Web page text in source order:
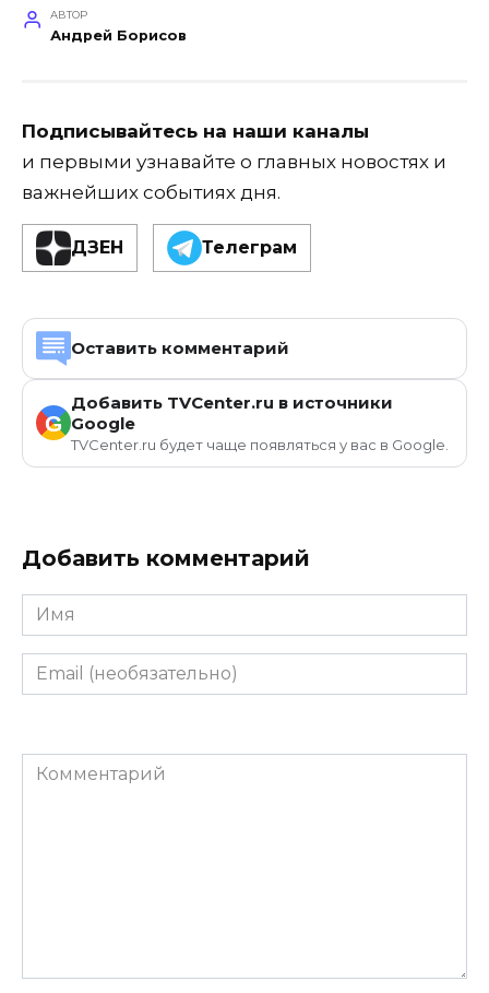
АВТОР
Андрей Борисов
Подписывайтесь на наши каналы
и первыми узнавайте о главных новостях и
важнейших событиях дня.
ДЗЕН Телеграм
Оставить комментарий
G
Добавить TVCenter.ru в источники
Google
TVCenter.ru будет чаще появляться у вас в Google.
Добавить комментарий
Имя
Email
(необязательно)
Комментарий